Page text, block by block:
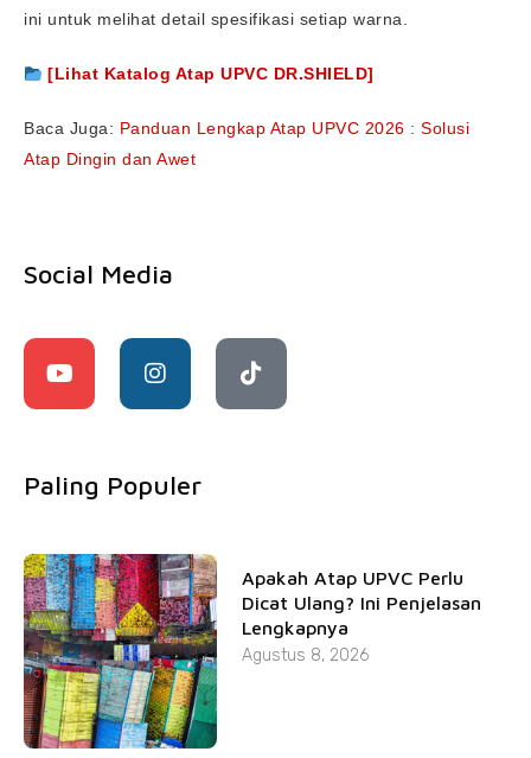
ini untuk melihat detail spesifikasi setiap warna.
[Lihat Katalog Atap UPVC DR.SHIELD]
Baca Juga: Panduan Lengkap Atap UPVC 2026 : Solusi
Atap Dingin dan Awet
Social Media
Paling Populer
Apakah Atap UPVC Perlu
Dicat Ulang? Ini Penjelasan
Lengkapnya
Agustus 8, 2026